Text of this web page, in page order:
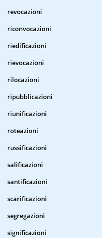
revocazioni
riconvocazioni
riedificazioni
rievocazioni
rilocazioni
ripubblicazioni
riunificazioni
roteazioni
russificazioni
salificazioni
santificazioni
scarificazioni
segregazioni
significazioni